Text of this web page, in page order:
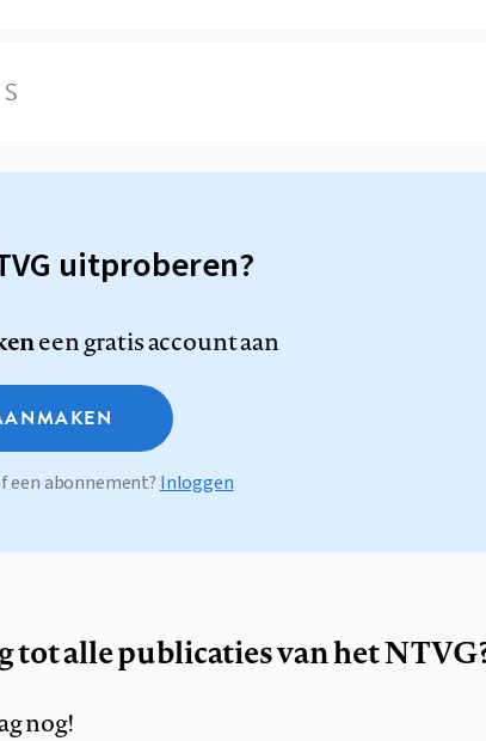
uitproberen?
een gratis account aan
een abonnement? Inloggen
tot alle publicaties van het
nog!